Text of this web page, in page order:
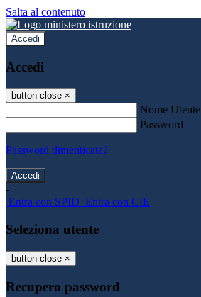
Salta al contenuto
Accedi
Accedi
button close ×
Nome Utente
Password
Password dimenticata?
-
Entra con SPID Entra con CIE
Seleziona utente
button close ×
Recupero password